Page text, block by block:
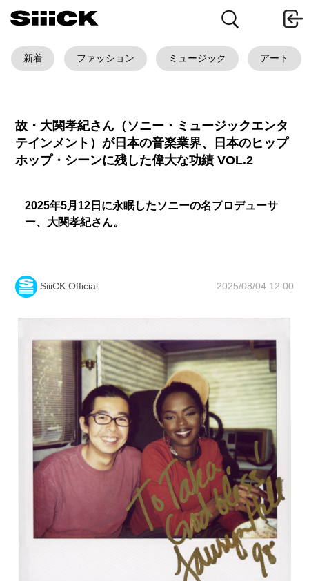
新着 ファッション ミュージック アート
故・大関孝紀さん（ソニー・ミュージックエンタ
テインメント）が日本の音楽業界、日本のヒップ
ホップ・シーンに残した偉大な功績 VOL.2
2025年5月12日に永眠したソニーの名プロデューサ
ー、大関孝紀さん。
SiiiCK Official 2025/08/04 12:00